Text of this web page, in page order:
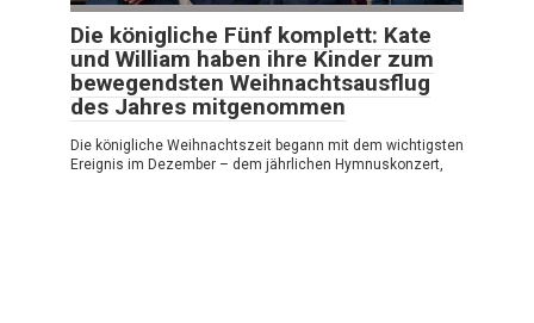
Die königliche Fünf komplett: Kate
und William haben ihre Kinder zum
bewegendsten Weihnachtsausflug
des Jahres mitgenommen
Die königliche Weihnachtszeit begann mit dem wichtigsten
Ereignis im Dezember – dem jährlichen Hymnuskonzert,